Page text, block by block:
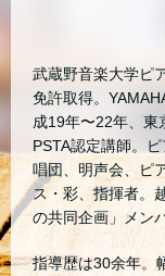
武蔵野音楽大学ピ
免許取得。
成19年〜22年、東
PSTA認定講師。
唱団、明声会、ピ
ス・彩、指揮者。
の共同企画」メン
指導歴は30余年。